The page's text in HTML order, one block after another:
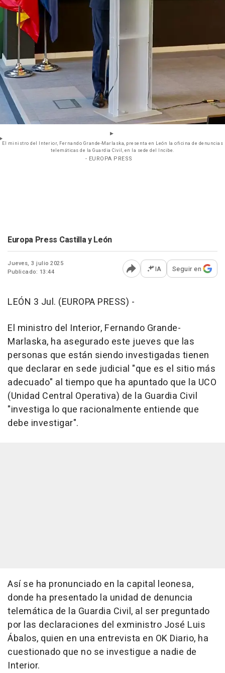
El ministro del Interior, Fernando Grande-Marlaska, presenta en León la oficina de denuncias
telemáticas de la Guardia Civil, en la sede del Incibe.
- EUROPA PRESS
Europa Press Castilla y León
Jueves, 3 julio 2025
Publicado: 13:44
Abrir opciones para
IA Seguir en
LEÓN 3 Jul. (EUROPA PRESS) -
El ministro del Interior, Fernando Grande-
Marlaska, ha asegurado este jueves que las
personas que están siendo investigadas tienen
que declarar en sede judicial "que es el sitio más
adecuado" al tiempo que ha apuntado que la UCO
(Unidad Central Operativa) de la Guardia Civil
"investiga lo que racionalmente entiende que
debe investigar".
Así se ha pronunciado en la capital leonesa,
donde ha presentado la unidad de denuncia
telemática de la Guardia Civil, al ser preguntado
por las declaraciones del exministro José Luis
Ábalos, quien en una entrevista en OK Diario, ha
cuestionado que no se investigue a nadie de
Interior.